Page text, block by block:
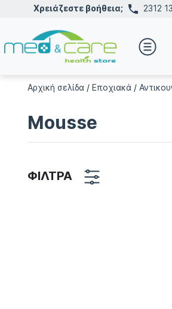
Χρειάζεστε βοήθεια; 2312
Αρχική σελίδα/ Εποχιακά/
Mousse
ΦΙΛΤΡΑ